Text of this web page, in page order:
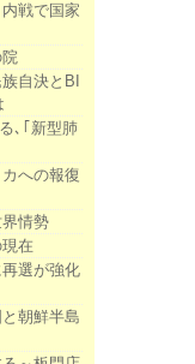
戦で国家
自決とBI
､｢新型肺
への報復
情勢
在
選が強化
朝鮮半島